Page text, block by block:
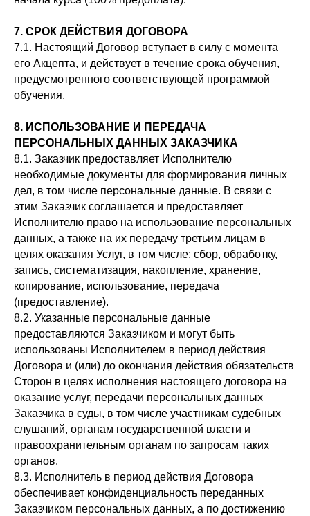
7. СРОК ДЕЙСТВИЯ ДОГОВОРА
7.1. Настоящий Договор вступает в силу с момента
его Акцепта, и действует в течение срока обучения,
предусмотренного соответствующей программой
обучения.
8. ИСПОЛЬЗОВАНИЕ И ПЕРЕДАЧА
ПЕРСОНАЛЬНЫХ ДАННЫХ ЗАКАЗЧИКА
8.1. Заказчик предоставляет Исполнителю
необходимые документы для формирования личных
дел, в том числе персональные данные. В связи с
этим Заказчик соглашается и предоставляет
Исполнителю право на использование персональных
данных, а также на их передачу третьим лицам в
целях оказания Услуг, в том числе: сбор, обработку,
запись, систематизация, накопление, хранение,
копирование, использование, передача
(предоставление).
8.2. Указанные персональные данные
предоставляются Заказчиком и могут быть
использованы Исполнителем в период действия
Договора и (или) до окончания действия обязательств
Сторон в целях исполнения настоящего договора на
оказание услуг, передачи персональных данных
Заказчика в суды, в том числе участникам судебных
слушаний, органам государственной власти и
правоохранительным органам по запросам таких
органов.
8.3. Исполнитель в период действия Договора
обеспечивает конфиденциальность переданных
Заказчиком персональных данных, а по достижению